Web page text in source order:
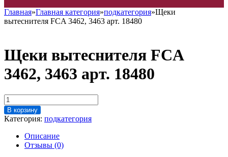
Главная»Главная категория»подкатегория»Щеки
вытеснителя FCA 3462, 3463 арт. 18480
Щеки вытеснителя FCA
3462, 3463 арт. 18480
Количество
товара
Щеки
вытеснителя
FCA
3462,
В корзину
Категория: подкатегория
Описание
Отзывы (0)